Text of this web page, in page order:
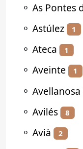
⚬ As Pontes
⚬ Astúlez 1
⚬ Ateca 1
⚬ Aveinte 1
⚬
⚬ Avilés 8
⚬ Avià 2